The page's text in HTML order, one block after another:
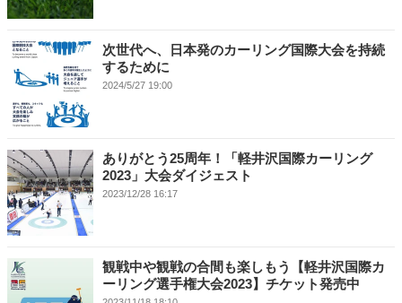
次世代へ、日本発のカーリング国際大会を持続
するために
2024/5/27 19:00
ありがとう25周年！「軽井沢国際カーリング
2023」大会ダイジェスト
2023/12/28 16:17
観戦中や観戦の合間も楽しもう【軽井沢国際カ
ーリング選手権大会2023】チケット発売中